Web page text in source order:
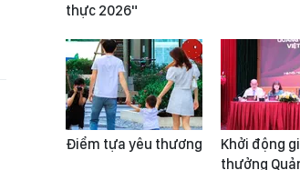
thực 2026"
Điểm tựa yêu thương
Khởi động
thưởng